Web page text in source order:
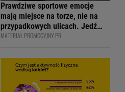
Prawdziwe sportowe emocje
mają miejsce na torze, nie na
przypadkowych ulicach. Jedź
bezpiecznie - apelują
internetowi twórcy na 4F Racing
Academy
MATERIAŁ PROMOCYJNY PR